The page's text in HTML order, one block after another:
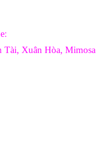
Xuân Hòa, Mimosa